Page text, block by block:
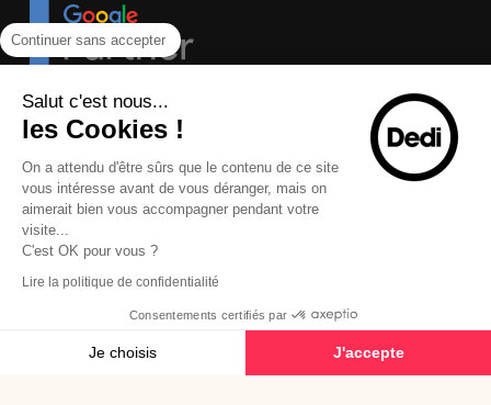
© 2026 Dedi Agency - Tous droits réservés
Continuer sans accepter
Salut c'est nous...
les Cookies !
On a attendu d'être sûrs que le contenu de ce site
vous intéresse avant de vous déranger, mais on
aimerait bien vous accompagner pendant votre
visite...
C'est OK pour vous ?
Lire la politique de confidentialité
Consentements certifiés par
Je choisis J'accepte